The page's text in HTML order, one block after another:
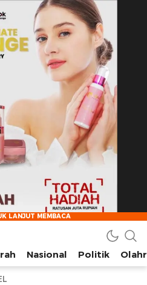
Sudut, dan Cerita Kota
Nasional Politik